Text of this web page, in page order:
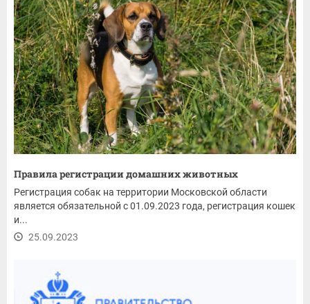
Правила регистрации домашних животных
Регистрация собак на территории Московской области
является обязательной с 01.09.2023 года, регистрация кошек
и...
25.09.2023